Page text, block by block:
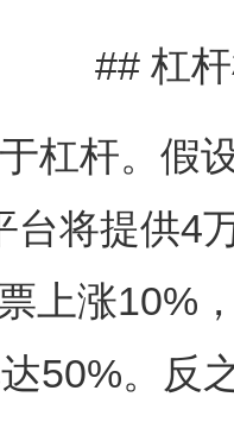
## 杠
杠杆。假
台将提供4
上涨10%
50%。反